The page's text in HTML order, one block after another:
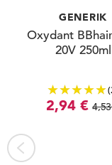
GENERIK
Oxydant
20V 250ml
2,94 €